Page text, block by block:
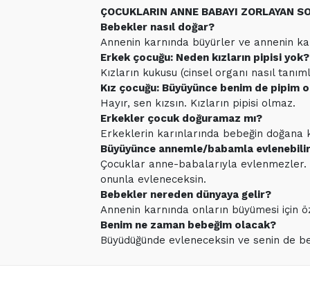
ÇOCUKLARIN ANNE BABAYI ZORLAYAN
Bebekler nasıl doğar?
Annenin karnında büyürler ve annenin
Erkek çocuğu: Neden kızların pipisi yok?
Kızların kukusu (cinsel organı nasıl
Kız çocuğu: Büyüyünce benim de pipim
Hayır, sen kızsın. Kızların pipisi olmaz.
Erkekler çocuk doğuramaz mı?
Erkeklerin karınlarında bebeğin
Büyüyünce annemle/babamla
Çocuklar anne-babalarıyla evlenmezler.
onunla evleneceksin.
Bebekler nereden dünyaya gelir?
Annenin karnında onların büyümesi için
Benim ne zaman bebeğim olacak?
Büyüdüğünde evleneceksin ve senin de